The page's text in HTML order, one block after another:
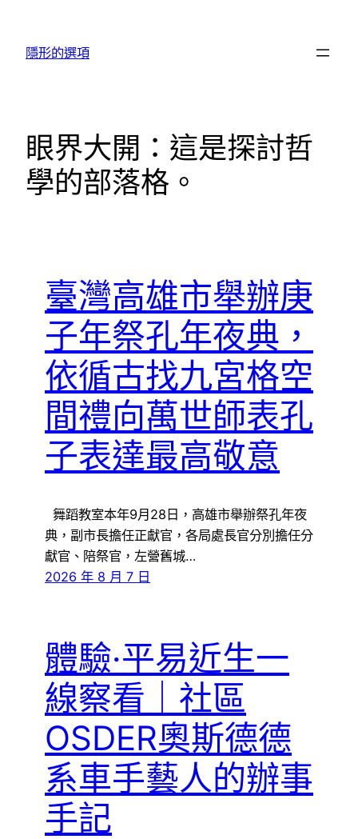
隱形的選項
眼界大開：這是探討哲
學的部落格。
臺灣高雄市舉辦庚
子年祭孔年夜典，
依循古找九宮格空
間禮向萬世師表孔
子表達最高敬意
舞蹈教室本年9月28日，高雄市舉辦祭孔年夜
典，副市長擔任正獻官，各局處長官分別擔任分
獻官、陪祭官，左營舊城…
2026 年 8 月 7 日
體驗·平易近生一
線察看｜社區
OSDER奧斯德德
系車手藝人的辦事
手記